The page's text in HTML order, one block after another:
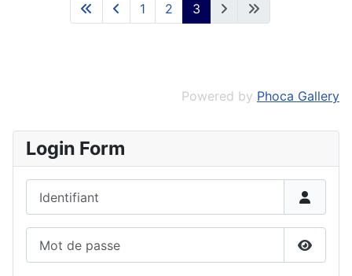
1 2 3
Powered by Phoca Gallery
Login Form